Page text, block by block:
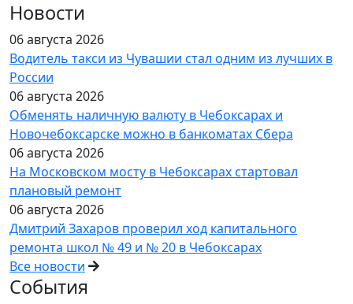
Новости
06 августа 2026
Водитель такси из Чувашии стал одним из лучших в
России
06 августа 2026
Обменять наличную валюту в Чебоксарах и
Новочебоксарске можно в банкоматах Сбера
06 августа 2026
На Московском мосту в Чебоксарах стартовал
плановый ремонт
06 августа 2026
Дмитрий Захаров проверил ход капитального
ремонта школ № 49 и № 20 в Чебоксарах
Все новости
События